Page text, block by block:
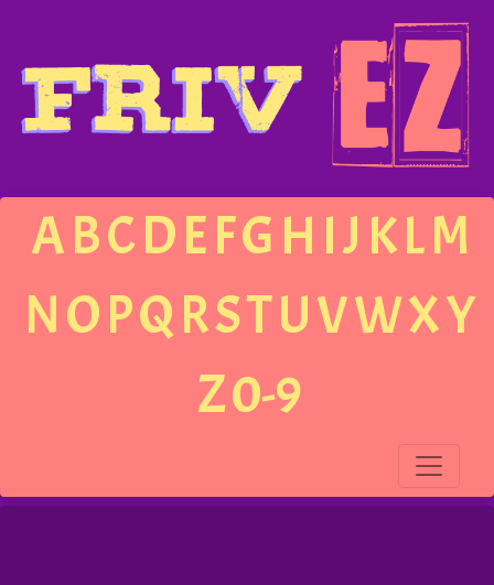
ABCDEFGH IJ KLM
NOPQRSTUVWXY
Z0-9